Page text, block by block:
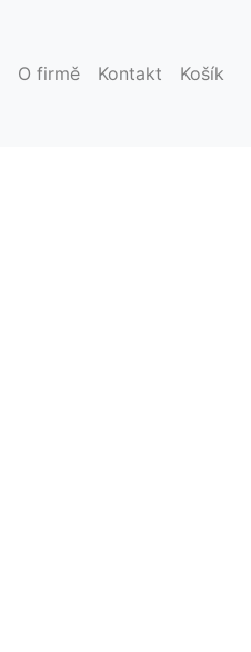
O firmě Kontakt Košík